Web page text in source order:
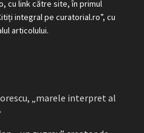
cu link către site, în primul
integral pe curatorial.ro”, cu
articolului.
„marele interpret al